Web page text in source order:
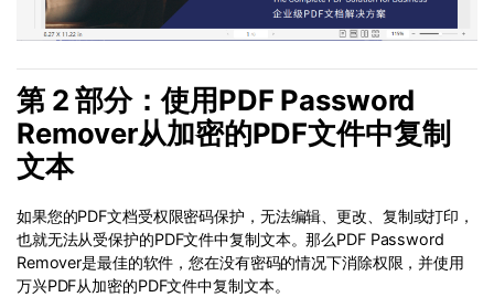
第 2 部分：使用PDF Password
Remover从加密的PDF文件中复制
文本
如果您的PDF文档受权限密码保护，无法编辑、更改、复制或打印，
也就无法从受保护的PDF文件中复制文本。那么PDF Password
Remover是最佳的软件，您在没有密码的情况下消除权限，并使用
万兴PDF从加密的PDF文件中复制文本。